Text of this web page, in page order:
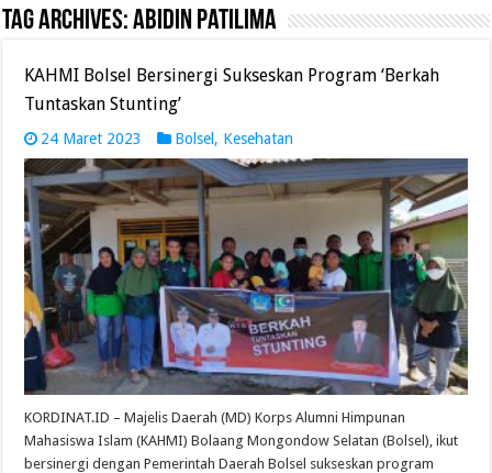
Tag Archives:Abidin Patilima
KAHMI Bolsel Bersinergi Sukseskan Program ‘Berkah
Tuntaskan Stunting’
24 Maret 2023 Bolsel , Kesehatan
KORDINAT.ID – Majelis Daerah (MD) Korps Alumni Himpunan
Mahasiswa Islam (KAHMI) Bolaang Mongondow Selatan (Bolsel), ikut
bersinergi dengan Pemerintah Daerah Bolsel sukseskan program